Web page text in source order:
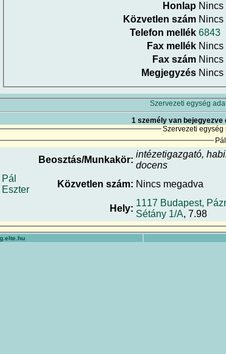
Honlap Nincs
Közvetlen szám Nincs
Telefon mellék 6843
Fax mellék Nincs
Fax szám Nincs
Megjegyzés Nincs
Szervezeti egység
1 személy van bejegyezve
Szervezeti
Pál
Eszter
Beosztás/Munkakör:
intézetigazgató,
docens
Közvetlen szám: Nincs megadva
Hely:
1117 Budapest,
Sétány 1/A, 7.98